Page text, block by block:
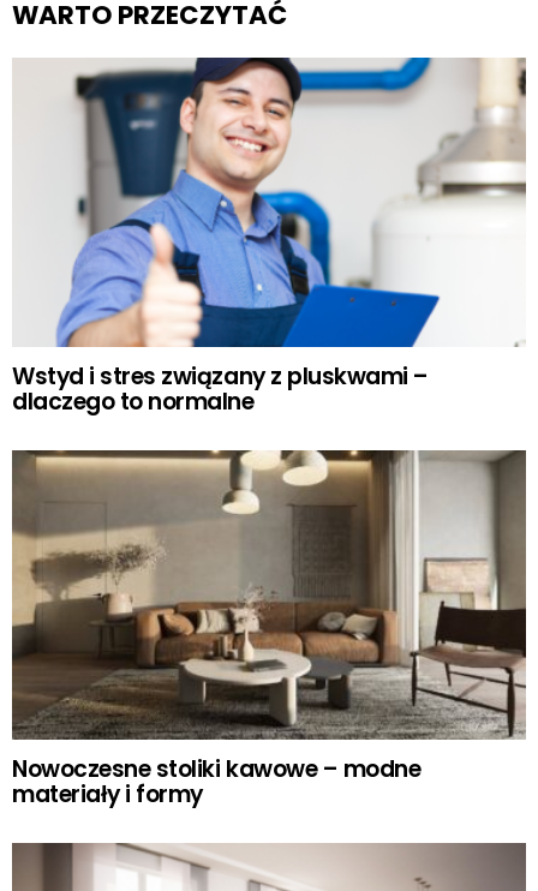
WARTO PRZECZYTAĆ
Wstyd i stres związany z pluskwami –
dlaczego to normalne
Nowoczesne stoliki kawowe – modne
materiały i formy